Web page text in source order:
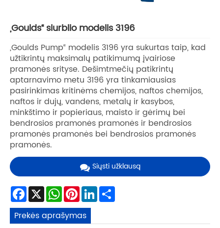
„Goulds“ siurblio modelis 3196
„Goulds Pump“ modelis 3196 yra sukurtas taip, kad
užtikrintų maksimalų patikimumą įvairiose
pramonės srityse. Dešimtmečių patikrintų
aptarnavimo metu 3196 yra tinkamiausias
pasirinkimas kritinėms chemijos, naftos chemijos,
naftos ir dujų, vandens, metalų ir kasybos,
minkštimo ir popieriaus, maisto ir gėrimų bei
bendrosios pramonės pramonės ir bendrosios
pramonės pramonės bei bendrosios pramonės
pramonės.
Siųsti užklausą
Facebook
X WhatsApp
Pinterest
LinkedIn
Prekės aprašymas